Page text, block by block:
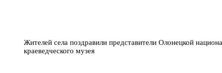
Жителей села поздравили представители Олонецкой
краеведческого музея